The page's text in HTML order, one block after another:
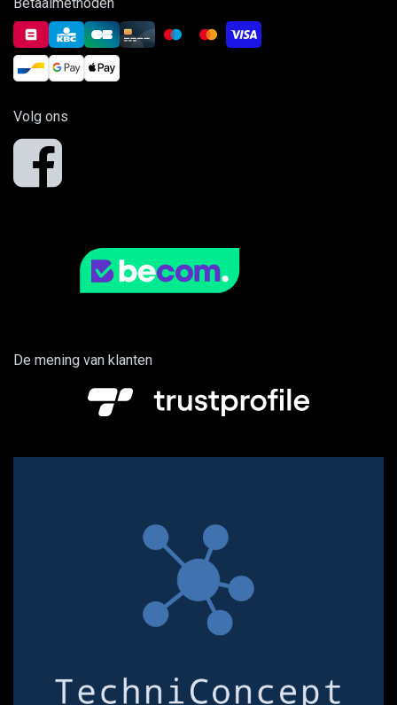
Volg ons
De mening van klanten